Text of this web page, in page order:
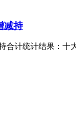
减持
合计统计结果：十